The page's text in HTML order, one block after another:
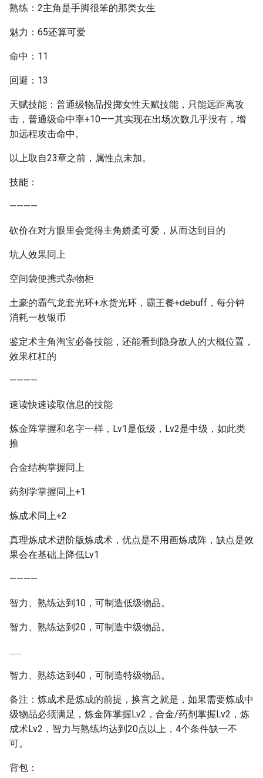
熟练：2主角是手脚很笨的那类女生
魅力：65还算可爱
命中：11
回避：13
天赋技能：普通级物品投掷女性天赋技能，只能远距离攻
击，普通级命中率+10——其实现在出场次数几乎没有，增
加远程攻击命中。
以上取自23章之前，属性点未加。
技能：
————
砍价在对方眼里会觉得主角娇柔可爱，从而达到目的
坑人效果同上
空间袋便携式杂物柜
土豪的霸气龙套光环+水货光环，霸王餐+debuff，每分钟
消耗一枚银币
鉴定术主角淘宝必备技能，还能看到隐身敌人的大概位置，
效果杠杠的
————
速读快速读取信息的技能
炼金阵掌握和名字一样，Lv1是低级，Lv2是中级，如此类
推
合金结构掌握同上
药剂学掌握同上+1
炼成术同上+2
真理炼成术进阶版炼成术，优点是不用画炼成阵，缺点是效
果会在基础上降低Lv1
————
智力、熟练达到10，可制造低级物品。
智力、熟练达到20，可制造中级物品。
……
智力、熟练达到40，可制造特级物品。
备注：炼成术是炼成的前提，换言之就是，如果需要炼成中
级物品必须满足，炼金阵掌握Lv2，合金/药剂掌握Lv2，炼
成术Lv2，智力与熟练均达到20点以上，4个条件缺一不
可。
背包：